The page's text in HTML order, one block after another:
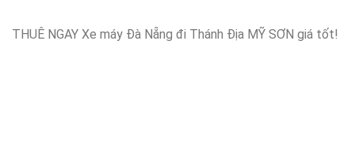
THUÊ NGAY Xe máy Đà Nẵng đi Thánh Địa MỸ SƠN giá tốt!